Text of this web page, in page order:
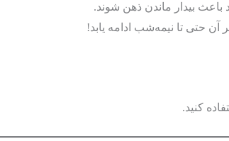
باعث بیدار ماندن ذهن شوند.
آن حتی تا نیمه‌شب ادامه یابد!
کنید.